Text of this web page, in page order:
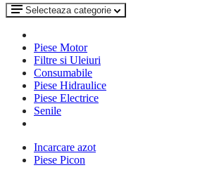
Selecteaza categorie
Piese Motor
Filtre si Uleiuri
Consumabile
Piese Hidraulice
Piese Electrice
Senile
Incarcare azot
Piese Picon